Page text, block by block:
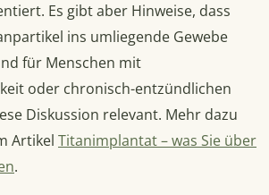
Es gibt aber Hinweise, dass
ins umliegende Gewebe
für Menschen mit
oder chronisch-entzündlichen
Diskussion relevant. Mehr dazu
Artikel Titanimplantat – was Sie über
.